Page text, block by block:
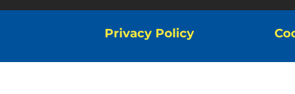
Privacy Policy